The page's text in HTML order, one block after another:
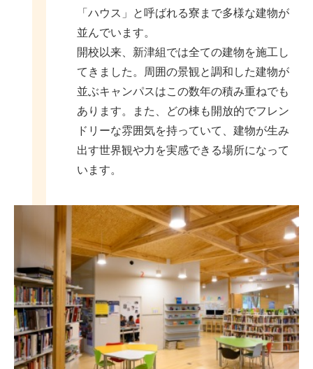
「ハウス」と呼ばれる寮まで多様な建物が
並んでいます。
開校以来、新津組では全ての建物を施工し
てきました。周囲の景観と調和した建物が
並ぶキャンパスはこの数年の積み重ねでも
あります。また、どの棟も開放的でフレン
ドリーな雰囲気を持っていて、建物が生み
出す世界観や力を実感できる場所になって
います。